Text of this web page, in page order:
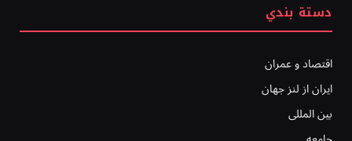
دستة بندي
اقتصاد و عمران
ایران از لنز جهان
بين المللى